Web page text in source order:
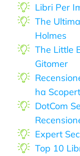
Libri Per
The
Holmes
The Little
Gitomer
ha
DotCom
Expert
Top 10